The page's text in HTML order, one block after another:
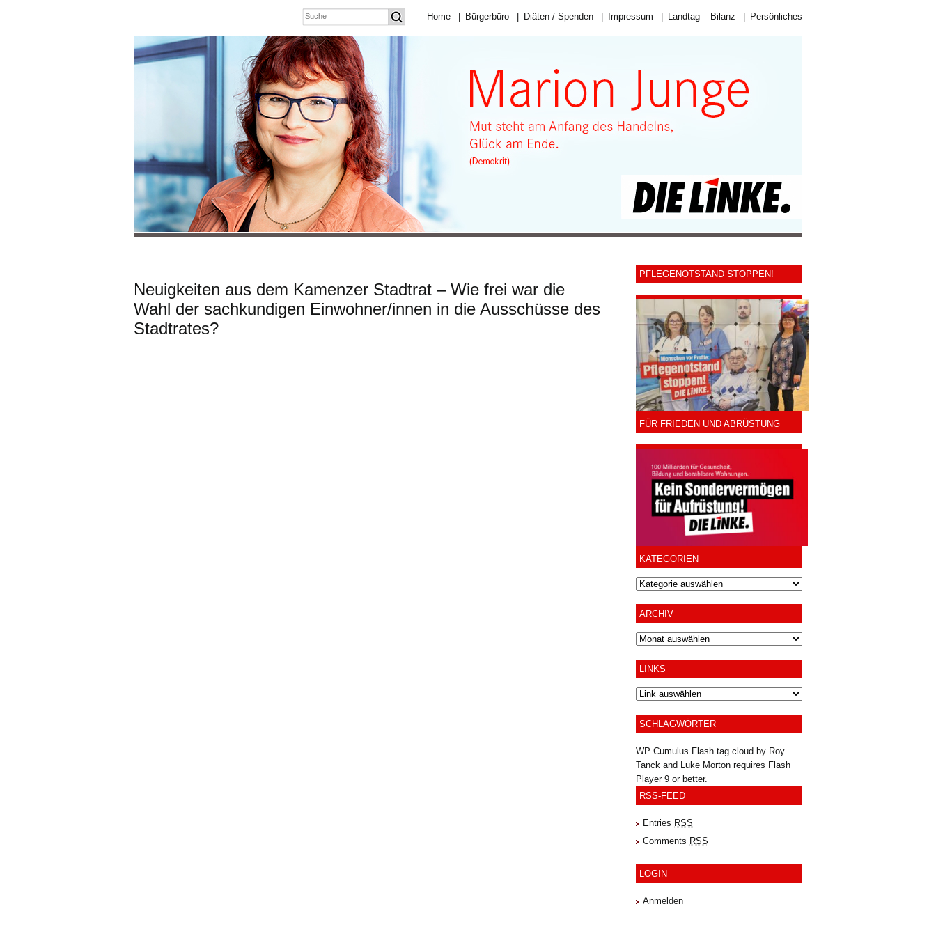
Home Bürgerbüro Diäten / Spenden Impressum Landtag – Bilanz Persönliches
Neuigkeiten aus dem Kamenzer Stadtrat – Wie frei war die
Wahl der sachkundigen Einwohner/innen in die Ausschüsse des
Stadtrates?
PFLEGENOTSTAND STOPPEN!
FÜR FRIEDEN UND ABRÜSTUNG
KATEGORIEN
ARCHIV
Archiv
LINKS
SCHLAGWÖRTER
WP Cumulus Flash tag cloud by Roy
Tanck and Luke Morton requires Flash
Player9 or better.
RSS-FEED
Entries RSS
Comments RSS
LOGIN
Anmelden